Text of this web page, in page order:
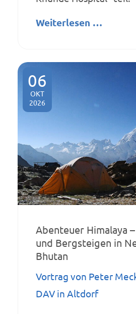
Weiterlesen …
06
OKT
2026
Abenteuer Himalaya
und Bergsteigen in
Bhutan
Vortrag von Peter
DAV in Altdorf